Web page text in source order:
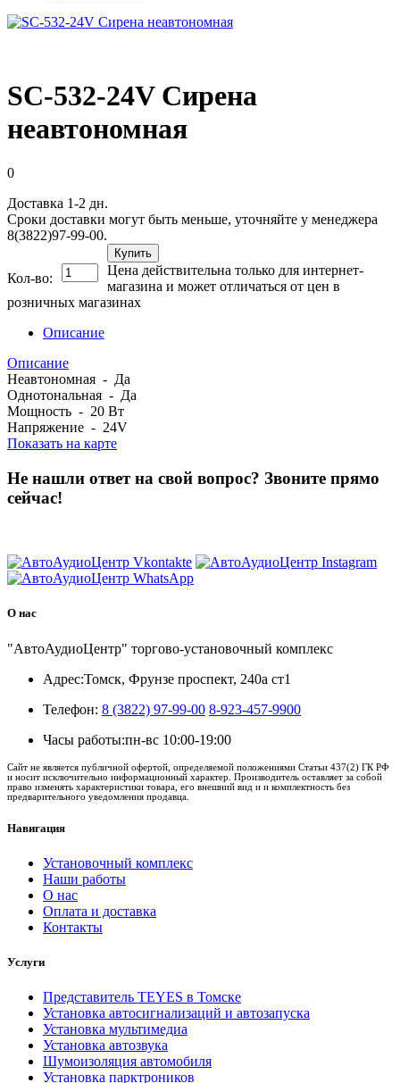
SC-532-24V Сирена
неавтономная
0
Доставка 1-2 дн.
Сроки доставки могут быть меньше, уточняйте у менеджера
8(3822)97-99-00.
Кол-во:
Купить
Цена действительна только для интернет-
магазина и может отличаться от цен в
розничных магазинах
Описание
Описание
Неавтономная - Да
Однотональная - Да
Мощность - 20 Вт
Напряжение - 24V
Показать на карте
Не нашли ответ на свой вопрос? Звоните прямо
сейчас!
О нас
"АвтоАудиоЦентр" торгово-установочный комплекс
Адрес:Томск, Фрунзе проспект, 240а ст1
Телефон: 8 (3822) 97-99-00 8-923-457-9900
Часы работы:пн-вс 10:00-19:00
Сайт не является публичной офертой, определяемой положениями Статьи 437(2) ГК РФ
и носит исключительно информационный характер. Производитель оставляет за собой
право изменять характеристики товара, его внешний вид и и комплектность без
предварительного уведомления продавца.
Навигация
Установочный комплекс
Наши работы
О нас
Оплата и доставка
Контакты
Услуги
Представитель TEYES в Томске
Установка автосигнализаций и автозапуска
Установка мультимедиа
Установка автозвука
Шумоизоляция автомобиля
Установка парктроников